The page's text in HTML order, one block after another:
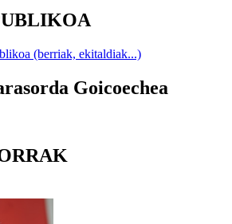
(berriak, ekitaldiak...)
Goicoechea